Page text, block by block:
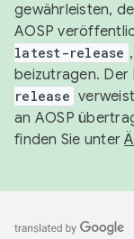
gewährleisten,
AOSP
latest-release
beizutragen. Der
release
an AOSP
finden Sie unter